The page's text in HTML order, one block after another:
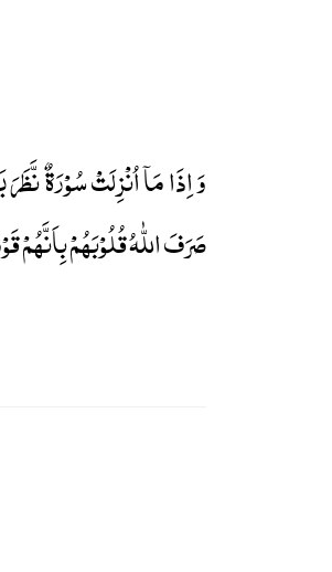
وَ اِذَا مَاۤ اُنۡزِلَتۡ سُوۡرَۃٌ
صَرَفَ اللّٰہُ قُلُوۡبَہُمۡ بِاَنَّہُمۡ